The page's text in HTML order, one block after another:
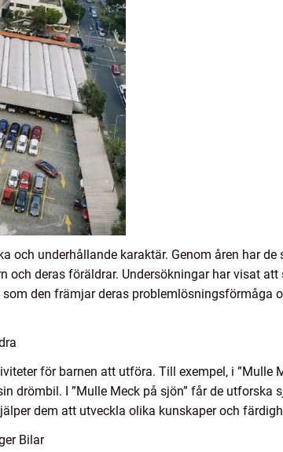
och underhållande karaktär. Genom åren har de
deras föräldrar. Undersökningar har visat att
den främjar deras problemlösningsförmåga
för barnen att utföra. Till exempel, i ”Mulle
drömbil. I ”Mulle Meck på sjön” får de utforska
dem att utveckla olika kunskaper och
Bilar